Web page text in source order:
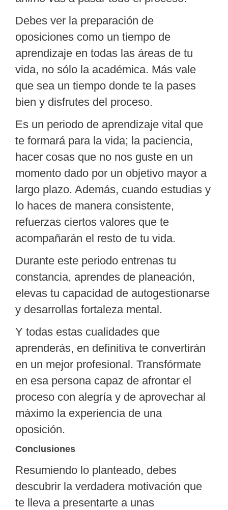
Debes ver la preparación de
oposiciones como un tiempo de
aprendizaje en todas las áreas de tu
vida, no sólo la académica. Más vale
que sea un tiempo donde te la pases
bien y disfrutes del proceso.
Es un periodo de aprendizaje vital que
te formará para la vida; la paciencia,
hacer cosas que no nos guste en un
momento dado por un objetivo mayor a
largo plazo. Además, cuando estudias y
lo haces de manera consistente,
refuerzas ciertos valores que te
acompañarán el resto de tu vida.
Durante este periodo entrenas tu
constancia, aprendes de planeación,
elevas tu capacidad de autogestionarse
y desarrollas fortaleza mental.
Y todas estas cualidades que
aprenderás, en definitiva te convertirán
en un mejor profesional. Transfórmate
en esa persona capaz de afrontar el
proceso con alegría y de aprovechar al
máximo la experiencia de una
oposición.
Conclusiones
Resumiendo lo planteado, debes
descubrir la verdadera motivación que
te lleva a presentarte a unas